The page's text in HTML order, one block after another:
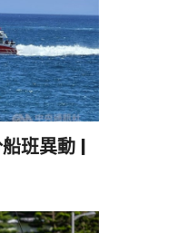
班異動 |